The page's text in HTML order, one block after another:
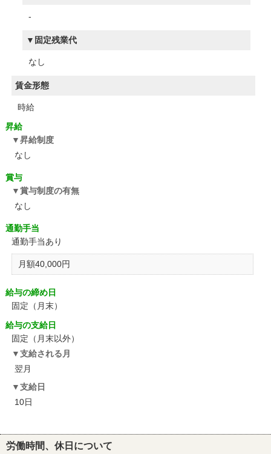
-
固定残業代
なし
賃金形態
時給
昇給
昇給制度
なし
賞与
賞与制度の有無
なし
通勤手当
通勤手当あり
月額40,000円
給与の締め日
固定（月末）
給与の支給日
固定（月末以外）
支給される月
翌月
支給日
10日
労働時間、休日について